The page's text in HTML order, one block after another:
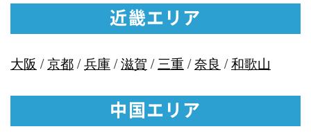
近畿エリア
大阪 /京都/兵庫/滋賀 /三重 /奈良 /和歌山
中国エリア